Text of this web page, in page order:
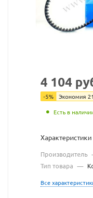
4 104
-5% Экономия
Есть в
Характеристики
Производитель
Тип товара —
Все